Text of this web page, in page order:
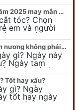
Cách chọn ngày cắt tóc năm 2025 may mắn cho cả trẻ em và người lớn
tóc? Chọn
em và người
gặp nhiều may
Luận giải ý nghĩa ngày tam nương không phải ai cũng biết
gì? Ngày này
Ngày tam
như thế nào?
Tốt hay xấu?
gì? Ngày
tốt hay ngày
chi tiết ý nghĩa